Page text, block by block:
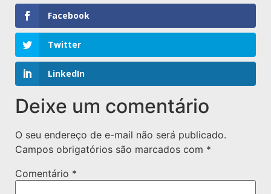
Facebook
Twitter
LinkedIn
Deixe um comentário
O seu endereço de e-mail não será publicado.
Campos obrigatórios são marcados com *
Comentário *